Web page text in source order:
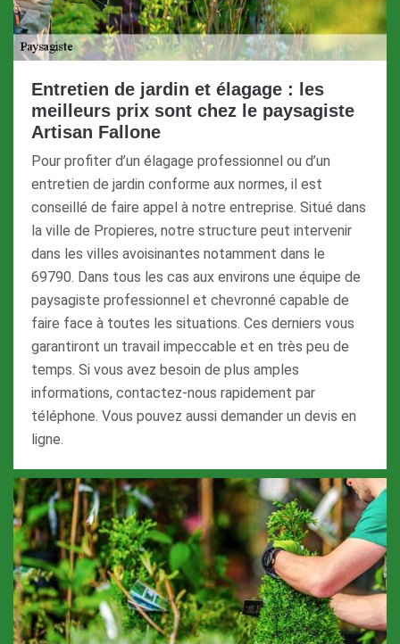
Entretien de jardin et élagage : les
meilleurs prix sont chez le paysagiste
Artisan Fallone
Pour profiter d’un élagage professionnel ou d’un
entretien de jardin conforme aux normes, il est
conseillé de faire appel à notre entreprise. Situé dans
la ville de Propieres, notre structure peut intervenir
dans les villes avoisinantes notamment dans le
69790. Dans tous les cas aux environs une équipe de
paysagiste professionnel et chevronné capable de
faire face à toutes les situations. Ces derniers vous
garantiront un travail impeccable et en très peu de
temps. Si vous avez besoin de plus amples
informations, contactez-nous rapidement par
téléphone. Vous pouvez aussi demander un devis en
ligne.